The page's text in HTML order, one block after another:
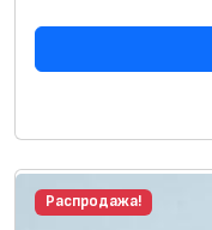
Распродажа!